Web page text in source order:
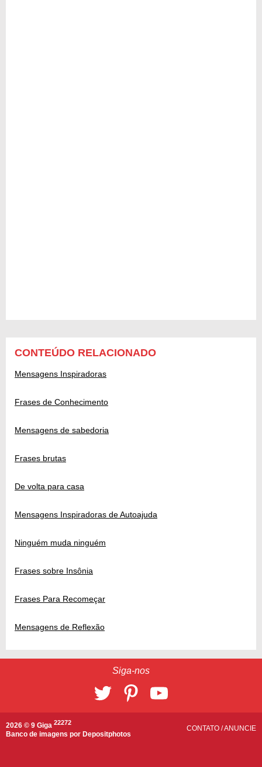
CONTEÚDO RELACIONADO
Mensagens Inspiradoras
Frases de Conhecimento
Mensagens de sabedoria
Frases brutas
De volta para casa
Mensagens Inspiradoras de Autoajuda
Ninguém muda ninguém
Frases sobre Insônia
Frases Para Recomeçar
Mensagens de Reflexão
Siga-nos
2026 © 9 Giga 22272
Banco de imagens por Depositphotos
CONTATO /ANUNCIE